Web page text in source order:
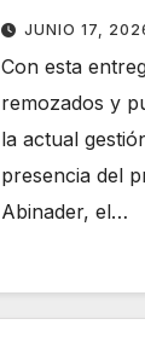
Hospital
Trueba en
JUNIO 17,
Con esta
remozados y
la actual
presencia del
Abinader, el…